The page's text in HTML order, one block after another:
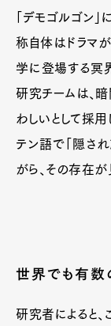
「デモゴルゴン
称自体はドラマ
学に登場する冥
研究チームは、
わしいとして採用
テン語で「隠さ
がら、その存在が
世界でも有数
研究者によると